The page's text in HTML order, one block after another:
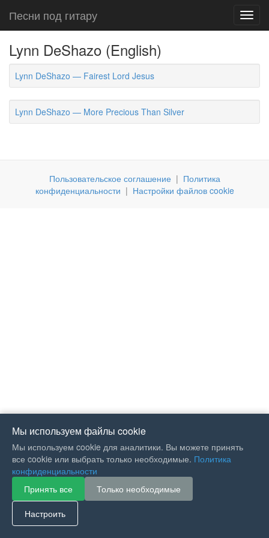
Песни под гитару
Lynn DeShazo (English)
Lynn DeShazo — Fairest Lord Jesus
Lynn DeShazo — More Precious Than Silver
Пользовательское соглашение | Политика
конфиденциальности | Настройки файлов cookie
Мы используем файлы cookie
Мы используем cookie для аналитики. Вы можете принять
все cookie или выбрать только необходимые. Политика
конфиденциальности
Принять все
Только необходимые
Настроить
If you like Guitar Songs, you
can buy me a coffee :)